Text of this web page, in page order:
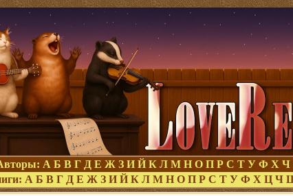
А Б В Г Д Е Ж З И Й К Л М Н О П Р С Т У Ф Х Ч
А Б В Г Д Е Ж З И Й К Л М Н О П Р С Т У Ф Х Ц Ч